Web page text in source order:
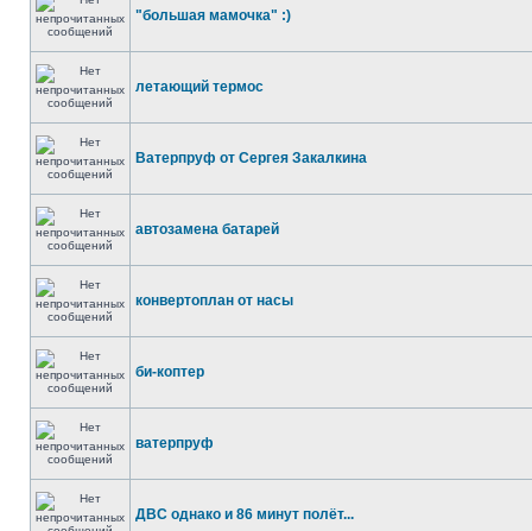
"большая мамочка" :)
летающий термос
Ватерпруф от Сергея Закалкина
автозамена батарей
конвертоплан от насы
би-коптер
ватерпруф
ДВС однако и 86 минут полёт...